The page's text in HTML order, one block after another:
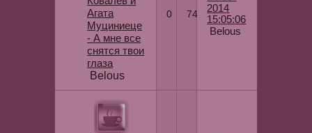
Агата
Муциниеце
- А мне все
снятся твои
глаза
Belous
0 74
2014
15:05:06
Belous